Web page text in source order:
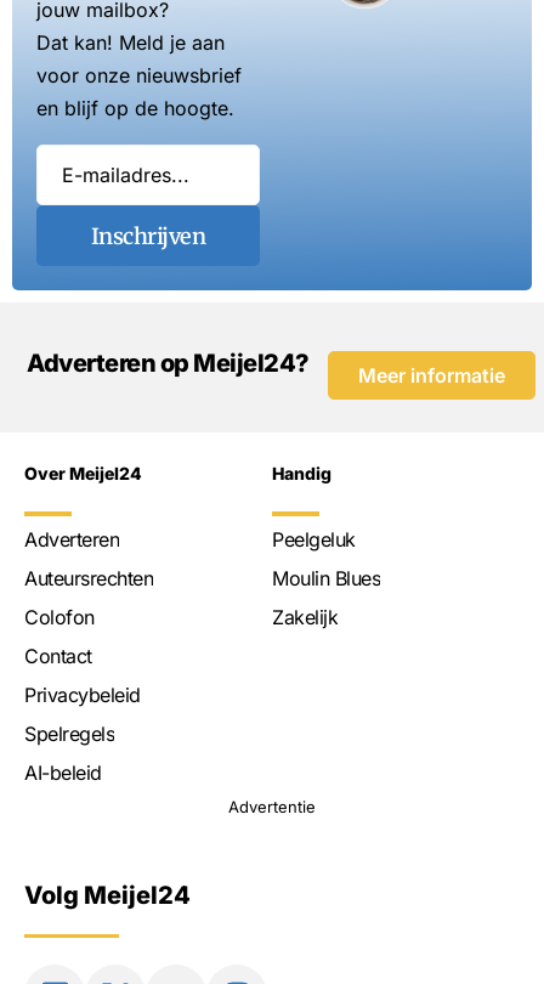
jouw mailbox?
Dat kan! Meld je aan
voor onze nieuwsbrief
en blijf op de hoogte.
Inschrijven
Adverteren op Meijel24? Meer informatie
Over Meijel24
Adverteren
Auteursrechten
Colofon
Contact
Privacybeleid
Spelregels
AI-beleid
Handig
Peelgeluk
Moulin Blues
Zakelijk
Advertentie
Volg Meijel24